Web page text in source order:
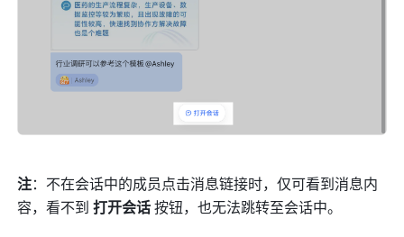
注：不在会话中的成员点击消息链接时，仅可看到消息内
容，看不到 打开会话 按钮，也无法跳转至会话中。